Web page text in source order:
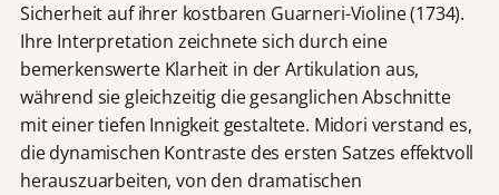
Sicherheit auf ihrer kostbaren Guarneri-Violine (1734).
Ihre Interpretation zeichnete sich durch eine
bemerkenswerte Klarheit in der Artikulation aus,
während sie gleichzeitig die gesanglichen Abschnitte
mit einer tiefen Innigkeit gestaltete. Midori verstand es,
die dynamischen Kontraste des ersten Satzes effektvoll
herauszuarbeiten, von den dramatischen